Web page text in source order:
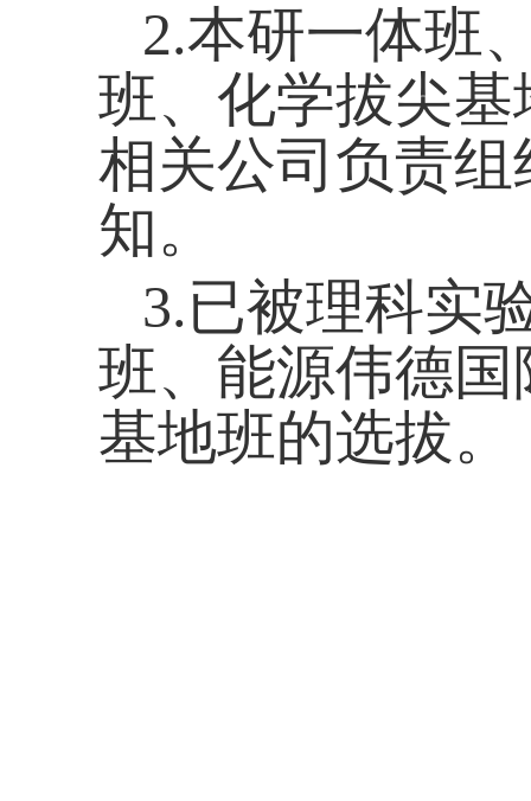
2.本研一体班
班、化学拔尖基
相关公司负责
知。
3.已被理科实
班、能源伟德
基地班的选拔。